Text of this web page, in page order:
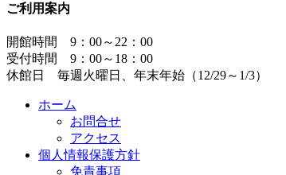
ご利用案内
開館時間 9：00～22：00
受付時間 9：00～18：00
休館日 毎週火曜日、年末年始（12/29～1/3）
ホーム
お問合せ
アクセス
個人情報保護方針
免責事項